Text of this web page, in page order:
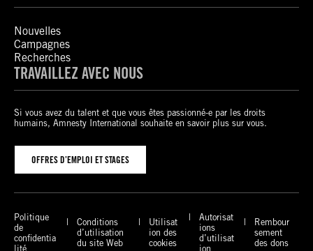
Nouvelles
Campagnes
Recherches
TRAVAILLEZ AVEC NOUS
Si vous avez du talent et que vous êtes passionné-e par les droits
humains, Amnesty International souhaite en savoir plus sur vous.
OFFRES D’EMPLOI ET STAGES
Politique
de
confidentia
lité
Conditions
d’utilisation
du site Web
Utilisat
ion des
cookies
Autorisat
ions
d’utilisat
ion
Rembour
sement
des dons